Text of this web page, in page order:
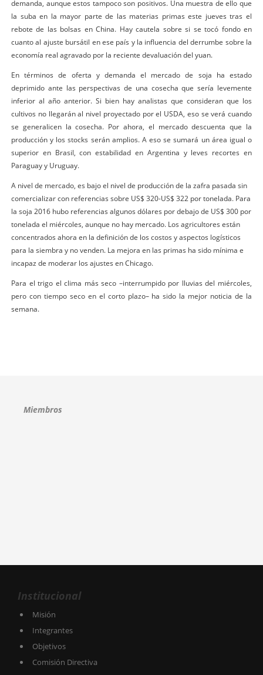
demanda, aunque estos tampoco son positivos. Una muestra de ello que
la suba en la mayor parte de las materias primas este jueves tras el
rebote de las bolsas en China. Hay cautela sobre si se tocó fondo en
cuanto al ajuste bursátil en ese país y la influencia del derrumbe sobre la
economía real agravado por la reciente devaluación del yuan.
En términos de oferta y demanda el mercado de soja ha estado
deprimido ante las perspectivas de una cosecha que sería levemente
inferior al año anterior. Si bien hay analistas que consideran que los
cultivos no llegarán al nivel proyectado por el USDA, eso se verá cuando
se generalicen la cosecha. Por ahora, el mercado descuenta que la
producción y los stocks serán amplios. A eso se sumará un área igual o
superior en Brasil, con estabilidad en Argentina y leves recortes en
Paraguay y Uruguay.
A nivel de mercado, es bajo el nivel de producción de la zafra pasada sin
comercializar con referencias sobre US$ 320-US$ 322 por tonelada. Para
la soja 2016 hubo referencias algunos dólares por debajo de US$ 300 por
tonelada el miércoles, aunque no hay mercado. Los agricultores están
concentrados ahora en la definición de los costos y aspectos logísticos
para la siembra y no venden. La mejora en las primas ha sido mínima e
incapaz de moderar los ajustes en Chicago.
Para el trigo el clima más seco –interrumpido por lluvias del miércoles,
pero con tiempo seco en el corto plazo– ha sido la mejor noticia de la
semana.
Miembros
Institucional
Misión
Integrantes
Objetivos
Comisión Directiva